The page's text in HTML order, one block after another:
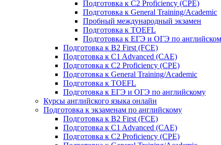
Подготовка к C2 Proficiency (CPE)
Подготовка к General Training/Academic
Пробный международный экзамен
Подготовка к TOEFL
Подготовка к ЕГЭ и ОГЭ по
Подготовка к B2 First (FCE)
Подготовка к C1 Advanced (CAE)
Подготовка к C2 Proficiency (CPE)
Подготовка к General Training/Academic
Подготовка к TOEFL
Подготовка к ЕГЭ и ОГЭ по английскому
Курсы английского языка онлайн
Подготовка к экзаменам по английскому
Подготовка к B2 First (FCE)
Подготовка к C1 Advanced (CAE)
Подготовка к C2 Proficiency (CPE)